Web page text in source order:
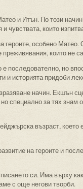
и Итън. По този
чувствата, които
героите, особено
които не
последователно, но
и историята придоби
начин. Екшън
специално за тях знам
възраст,
на героите и
си. Има върху
с още негови творби.